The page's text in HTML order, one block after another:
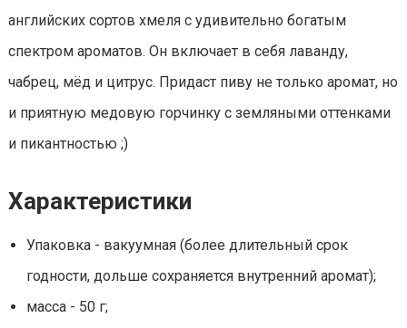
английских сортов хмеля с удивительно богатым
спектром ароматов. Он включает в себя лаванду,
чабрец, мёд и цитрус. Придаст пиву не только аромат, но
и приятную медовую горчинку с земляными оттенками
и пикантностью ;)
Характеристики
Упаковка - вакуумная (более длительный срок
годности, дольше сохраняется внутренний аромат);
масса - 50 г;